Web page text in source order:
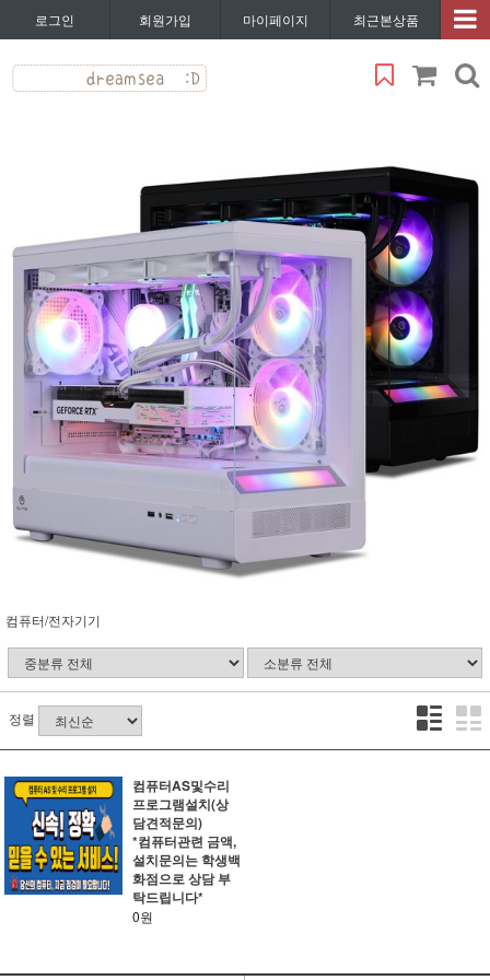
로그인 회원가입 마이페이지 최근본상품
컴퓨터/전자기기
정렬
컴퓨터AS및수리
프로그램설치(상
담견적문의)
*컴퓨터관련 금액,
설치문의는 학생백
화점으로 상담 부
탁드립니다*
0원